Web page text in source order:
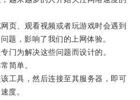
、观看视频或者玩游戏时会遇到
题，影响了我们的上网体验。
为解决这些问题而设计的。
简单。
具，然后连接至其服务器，即可
度。